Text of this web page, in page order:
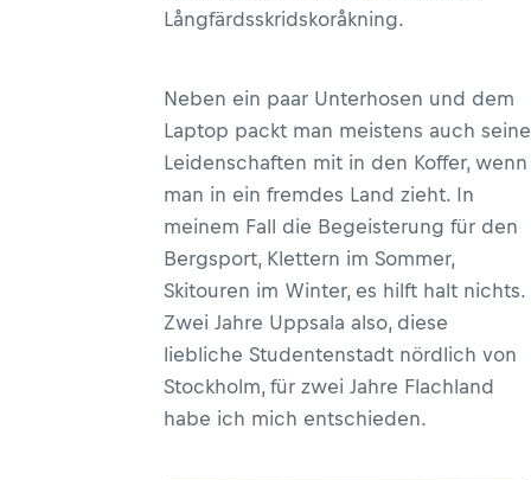
Långfärdsskridskoråkning.
Neben ein paar Unterhosen und dem
Laptop packt man meistens auch seine
Leidenschaften mit in den Koffer, wenn
man in ein fremdes Land zieht. In
meinem Fall die Begeisterung für den
Bergsport, Klettern im Sommer,
Skitouren im Winter, es hilft halt nichts.
Zwei Jahre Uppsala also, diese
liebliche Studentenstadt nördlich von
Stockholm, für zwei Jahre Flachland
habe ich mich entschieden.